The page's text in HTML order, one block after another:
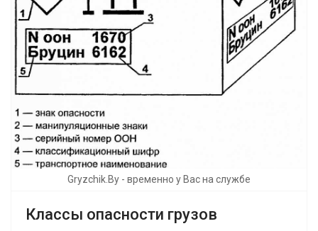
Gryzchik.By - временно у Вас на службе
Классы опасности грузов